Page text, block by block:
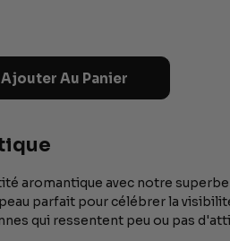
Ajouter Au Panier
aromantique avec notre superbe
parfait pour célébrer la
qui ressentent peu ou pas